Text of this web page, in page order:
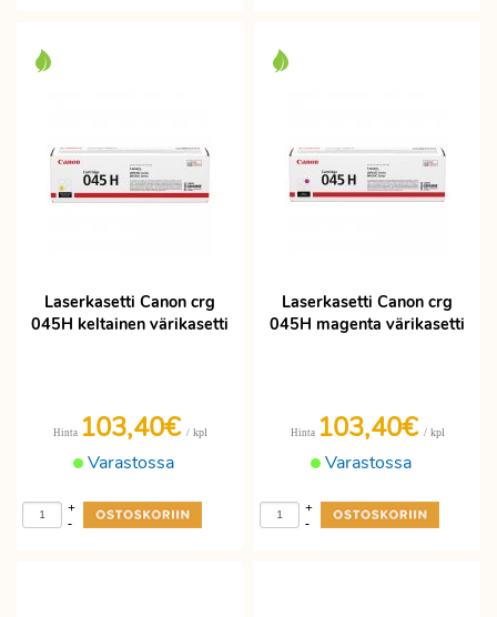
Laserkasetti Canon crg
045H keltainen värikasetti
Varastossa
Hinta 103,40€ / kpl
-
+
Laserkasetti Canon crg
045H magenta värikasetti
Varastossa
Hinta 103,40€ / kpl
-
+